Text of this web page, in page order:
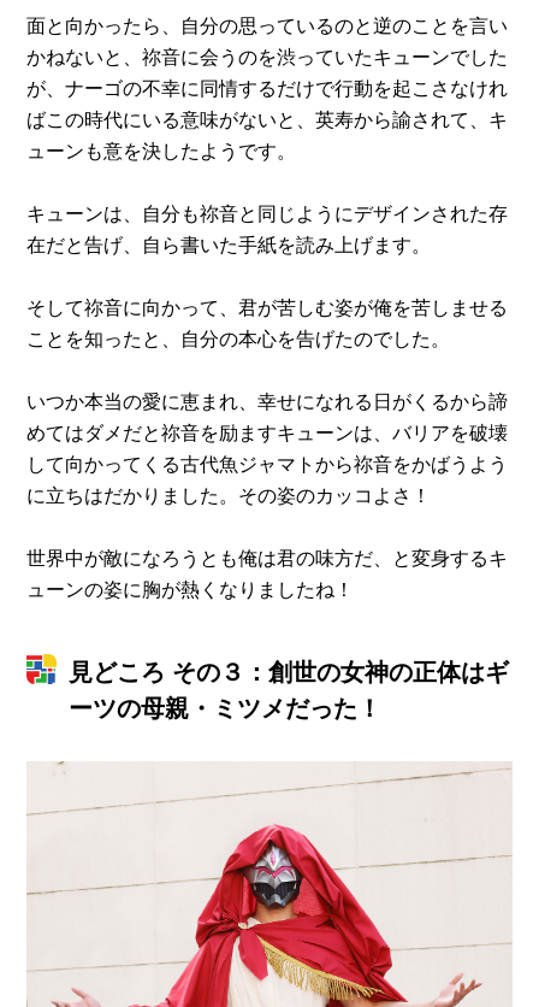
面と向かったら、自分の思っているのと逆のことを言い
かねないと、祢音に会うのを渋っていたキューンでした
が、ナーゴの不幸に同情するだけで行動を起こさなけれ
ばこの時代にいる意味がないと、英寿から諭されて、キ
ューンも意を決したようです。
キューンは、自分も祢音と同じようにデザインされた存
在だと告げ、自ら書いた手紙を読み上げます。
そして祢音に向かって、君が苦しむ姿が俺を苦しませる
ことを知ったと、自分の本心を告げたのでした。
いつか本当の愛に恵まれ、幸せになれる日がくるから諦
めてはダメだと祢音を励ますキューンは、バリアを破壊
して向かってくる古代魚ジャマトから祢音をかばうよう
に立ちはだかりました。その姿のカッコよさ！
世界中が敵になろうとも俺は君の味方だ、と変身するキ
ューンの姿に胸が熱くなりましたね！
見どころ その３：創世の女神の正体はギ
ーツの母親・ミツメだった！